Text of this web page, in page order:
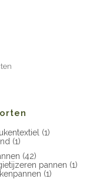
(1)
(1)
(42)
pannen (1)
(1)